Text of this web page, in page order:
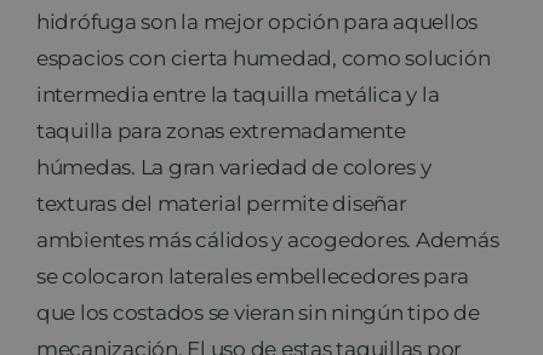
hidrófuga son la mejor opción para aquellos
espacios con cierta humedad, como solución
intermedia entre la taquilla metálica y la
taquilla para zonas extremadamente
húmedas. La gran variedad de colores y
texturas del material permite diseñar
ambientes más cálidos y acogedores. Además
se colocaron laterales embellecedores para
que los costados se vieran sin ningún tipo de
mecanización. El uso de estas taquillas por